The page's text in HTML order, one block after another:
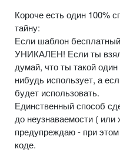
Короче есть один 100%
тайну:
Если шаблон
УНИКАЛЕН! Если ты
думай, что ты такой
нибудь использует, а
будет использовать.
Единственный способ
до неузнаваемости (
предупреждаю - при
коде.